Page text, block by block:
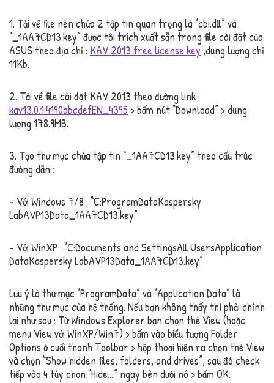
1. Tải về file nén chứa 2 tập tin quan trọng là “cbi.dll” và
“_1AA7CD13.key” được tôi trích xuất sẵn trong file cài đặt của
ASUS theo địa chỉ : KAV 2013 free license key ,dung lượng chỉ
11Kb.
2. Tải về file cài đặt KAV 2013 theo đường link :
kav13.0.1.4190abcdefEN_4395 > bấm nút “Download” > dung
lượng 178.9MB.
3. Tạo thư mục chứa tập tin “_1AA7CD13.key” theo cấu trúc
đường dẫn :
– Với Windows 7/8 : “C:ProgramDataKaspersky
LabAVP13Data_1AA7CD13.key”
– Với WinXP : “C:Documents and SettingsAll UsersApplication
DataKaspersky LabAVP13Data_1AA7CD13.key”
Lưu ý là thư mục “ProgramData” và “Application Data” là
những thư mục của hệ thống. Nếu bạn không thấy thì phải chỉnh
lại như sau : Từ Windows Explorer bạn chọn thẻ View (hoặc
menu View với WinXP/Win7) > bấm vào biểu tượng Folder
Options ở cuối thanh Toolbar > hộp thoại hiện ra chọn thẻ View
và chọn “Show hidden files, folders, and drives”, sau đó check
tiếp vào 4 tùy chọn “Hide…” ngay bên dưới nó > bấm OK.